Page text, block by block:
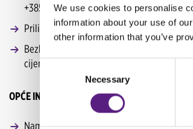
We use cookies to personalise
information about your use of
other information that you’ve
Consent
Necessary
+385 1 4094 444.
Prilikom preuzimanja rezervacije pitajte
Bezbrižno putujte i točite na 45 Tifon
cijenama za sve vrste EVO goriva i auto plin.
OPĆE INFORMACIJE
Namjena CARWIZ - TIFON partner